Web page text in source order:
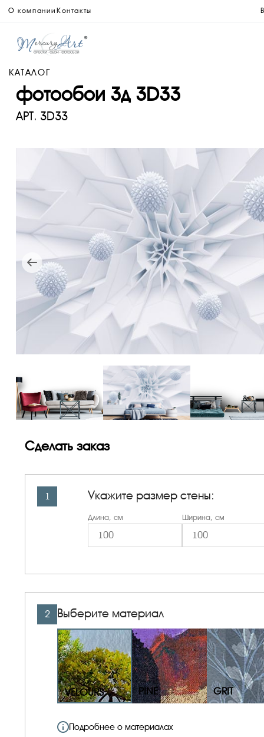
О компании Контакты
КАТАЛОГ
фотообои 3д 3D33
АРТ. 3D33
Сделать заказ
1 Укажите размер стены:
Длина, см Ширина, см
2 Выберите материал
VELOURS PINE GRIT
Подробнее о материалах